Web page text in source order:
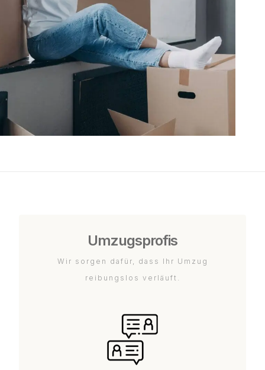
Umzugsprofis
Wir sorgen dafür, dass Ihr Umzug
reibungslos verläuft.